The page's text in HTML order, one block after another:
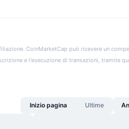
CoinMarketCap può ricevere un
e l'esecuzione di transazioni, tramite
Inizio pagina Ultime